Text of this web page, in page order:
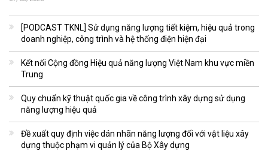
[PODCAST TKNL] Sử dụng năng lượng tiết kiệm, hiệu quả trong
doanh nghiệp, công trình và hệ thống điện hiện đại
Kết nối Cộng đồng Hiệu quả năng lượng Việt Nam khu vực miền
Trung
Quy chuẩn kỹ thuật quốc gia về công trình xây dựng sử dụng
năng lượng hiệu quả
Đề xuất quy định việc dán nhãn năng lượng đối với vật liệu xây
dựng thuộc phạm vi quản lý của Bộ Xây dựng